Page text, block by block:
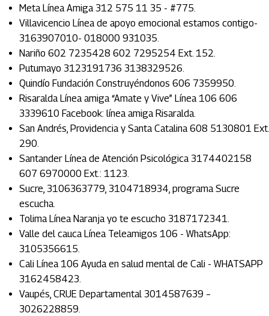
Meta Línea Amiga 312 575 11 35 - #775.
Villavicencio Línea de apoyo emocional estamos contigo-
3163907010- 018000 931035.
Nariño 602 7235428 602 7295254 Ext. 152.
Putumayo 3123191736 3138329526.
Quindío Fundación Construyéndonos 606 7359950.
Risaralda Línea amiga “Amate y Vive” Línea 106 606
3339610 Facebook: línea amiga Risaralda.
San Andrés, Providencia y Santa Catalina 608 5130801 Ext.
290.
Santander Línea de Atención Psicológica 3174402158
607 6970000 Ext.: 1123.
Sucre, 3106363779, 3104718934, programa Sucre
escucha.
Tolima Línea Naranja yo te escucho 3187172341.
Valle del cauca Línea Teleamigos 106 - WhatsApp:
3105356615.
Cali Línea 106 Ayuda en salud mental de Cali - WHATSAPP
3162458423.
Vaupés, CRUE Departamental 3014587639 –
3026228859.